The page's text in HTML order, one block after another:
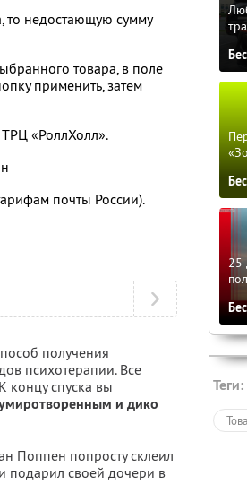
то недостающую сумму
товара, в поле
применить, затем
«РоллХолл».
почты России).
получения
психотерапии. Все
концу спуска вы
и дико
Поппен попросту склеил
подарил своей дочери в
25
Теги: